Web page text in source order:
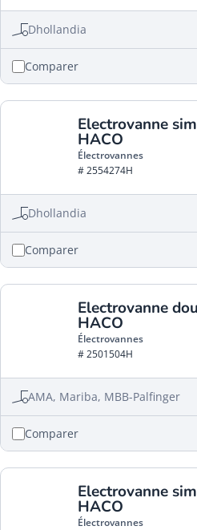
Dhollandia
Comparer
Electrovanne
HACO
Électrovannes
# 2554274H
Dhollandia
Comparer
Electrovanne
HACO
Électrovannes
# 2501504H
AMA, Mariba, MBB-Palfinger
Comparer
Electrovanne
HACO
Électrovannes